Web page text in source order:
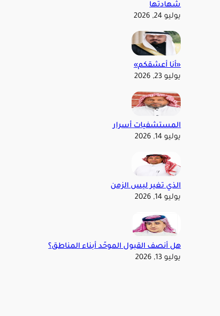
شهادتها
يوليو 24, 2026
«أنا أعشقكم»
يوليو 23, 2026
المستشفيات أسرار
يوليو 14, 2026
الذي تغير ليس الزمن
يوليو 14, 2026
هل أنصف القبول الموحّد أبناء المناطق؟
يوليو 13, 2026